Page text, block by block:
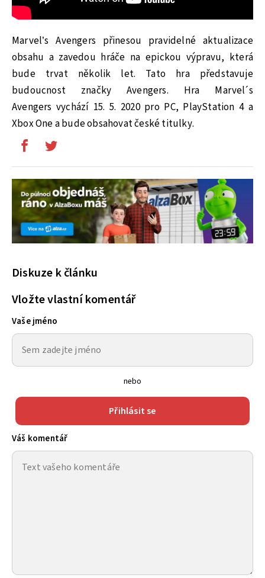
Marvel’s Avengers přinesou pravidelné aktualizace
obsahu a zavedou hráče na epickou výpravu, která
bude trvat několik let. Tato hra představuje
budoucnost značky Avengers. Hra Marvel´s
Avengers vychází 15. 5. 2020 pro PC, PlayStation 4 a
Xbox One a bude obsahovat české titulky.
Diskuze k článku
Vložte vlastní komentář
Vaše jméno
nebo
Přihlásit se
Váš komentář